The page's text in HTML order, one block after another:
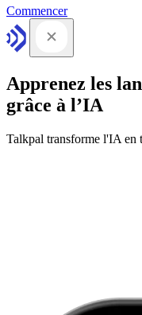
Commencer
Apprenez les
grâce à l’IA
Talkpal transforme l'IA en